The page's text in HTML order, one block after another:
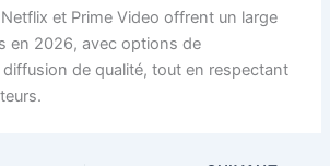
et Prime Video offrent un large
en 2026, avec options de
de qualité, tout en respectant